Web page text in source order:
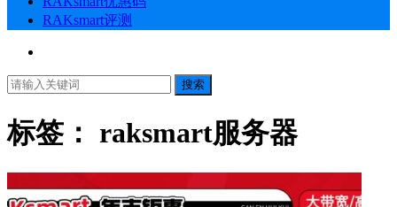
RAKsmart评测
搜索
标签： raksmart服务器